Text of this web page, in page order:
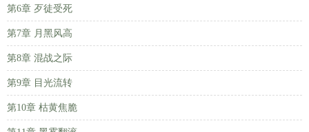
第6章 歹徒受死
第7章 月黑风高
第8章 混战之际
第9章 目光流转
第10章 枯黄焦脆